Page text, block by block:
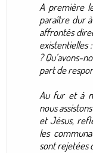
A première
paraître dur
affrontés
existentielles
? Qu’avons-
part de
Au fur et à
nous
et Jésus,
les
sont rejetées